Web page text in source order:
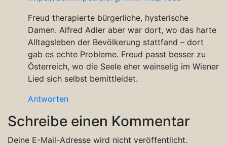
Freud therapierte bürgerliche, hysterische
Damen. Alfred Adler aber war dort, wo das harte
Alltagsleben der Bevölkerung stattfand – dort
gab es echte Probleme. Freud passt besser zu
Österreich, wo die Seele eher weinselig im Wiener
Lied sich selbst bemittleidet.
Antworten
Schreibe einen Kommentar
Deine E-Mail-Adresse wird nicht veröffentlicht.